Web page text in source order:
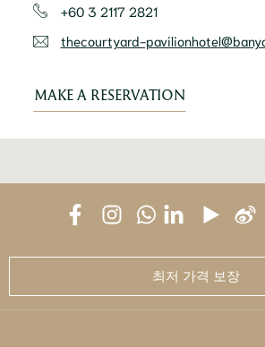
+60 3 2117 2821
thecourtyard-
MAKE A RESERVATION
최저 가격 보장